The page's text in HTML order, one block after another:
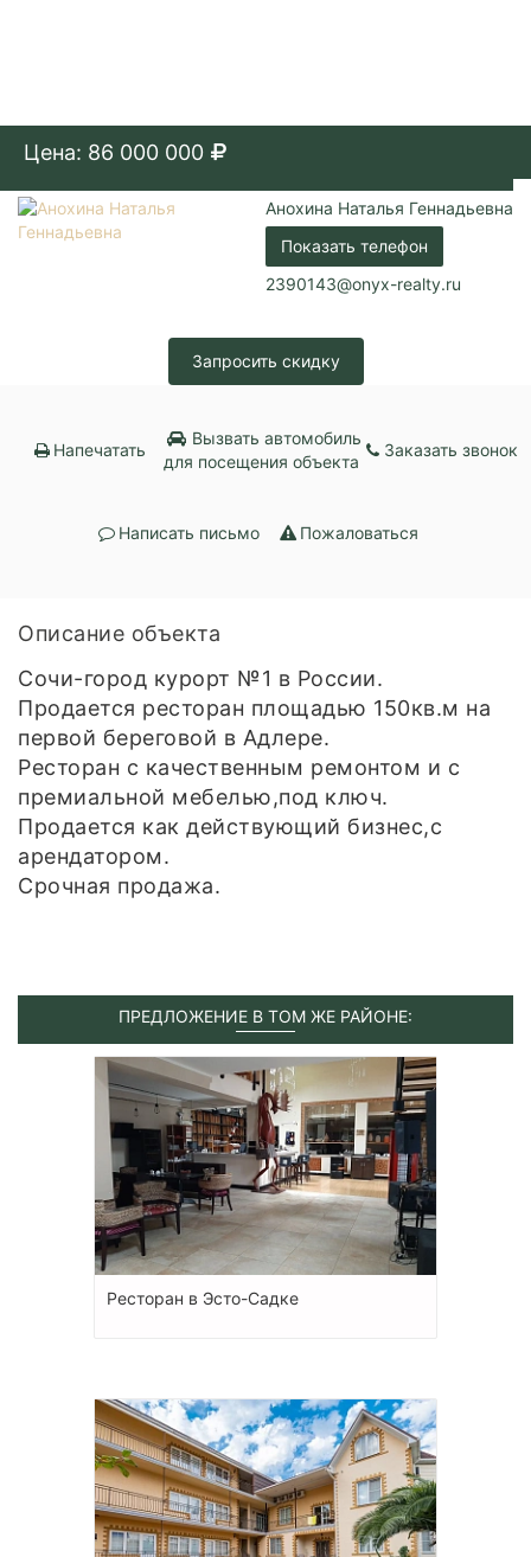
Цена: 86 000 000
Анохина Наталья Геннадьевна
Показать телефон
2390143@onyx-realty.ru
Запросить скидку
Напечатать
Вызвать автомобиль
для посещения объекта
Заказать звонок
Написать письмо Пожаловаться
Описание объекта
Сочи-город курорт №1 в России.
Продается ресторан площадью 150кв.м на
первой береговой в Адлере.
Ресторан с качественным ремонтом и с
премиальной мебелью,под ключ.
Продается как действующий бизнес,с
арендатором.
Срочная продажа.
ПРЕДЛОЖЕНИЕ В ТОМ ЖЕ РАЙОНЕ:
Ресторан в Эсто-Садке